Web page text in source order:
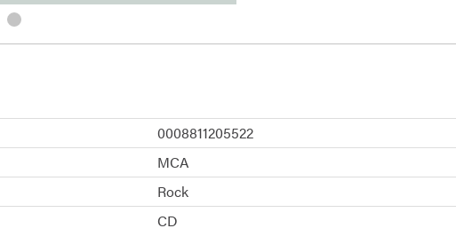
0008811205522
MCA
Rock
CD